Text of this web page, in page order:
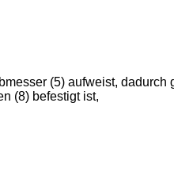
(5) aufweist, dadurch
(8) befestigt ist,